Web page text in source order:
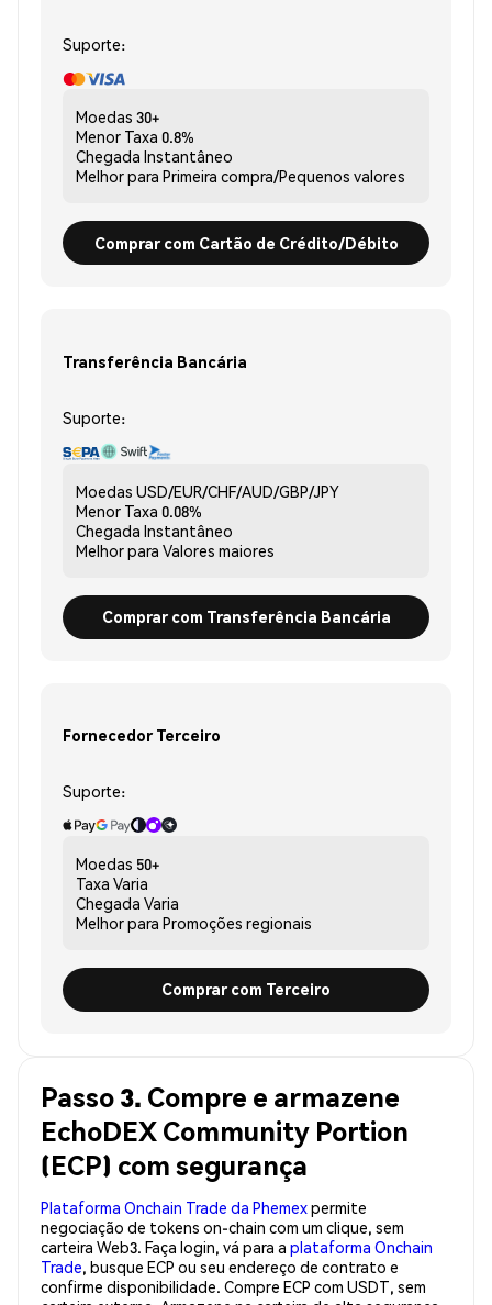
Suporte:
Moedas 30+
Menor Taxa 0.8%
Chegada Instantâneo
Melhor para Primeira compra/Pequenos valores
Comprar com Cartão de Crédito/Débito
Transferência Bancária
Suporte:
Moedas USD/EUR/CHF/AUD/GBP/JPY
Menor Taxa 0.08%
Chegada Instantâneo
Melhor para Valores maiores
Comprar com Transferência Bancária
Fornecedor Terceiro
Suporte:
Moedas 50+
Taxa Varia
Chegada Varia
Melhor para Promoções regionais
Comprar com Terceiro
Passo 3. Compre e armazene
EchoDEX Community Portion
(ECP) com segurança
Plataforma Onchain Trade da Phemexpermite
negociação de tokens on-chain com um clique, sem
carteira Web3. Faça login, vá para a plataforma Onchain
Trade, busque ECP ou seu endereço de contrato e
confirme disponibilidade. Compre ECP com USDT, sem